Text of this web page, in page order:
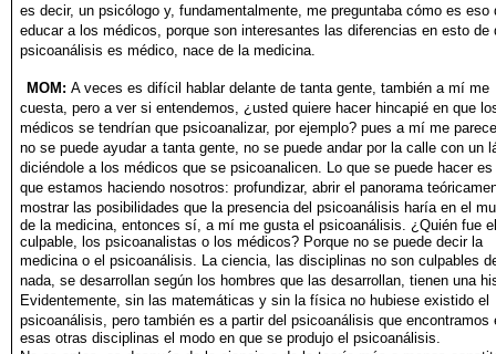
es decir, un psicólogo y, fundamentalmente, me preguntaba cómo es eso
educar a los médicos, porque son interesantes las diferencias en esto de
psicoanálisis es médico, nace de la medicina.
MOM: A veces es difícil hablar delante de tanta gente, también a mí me
cuesta, pero a ver si entendemos, ¿usted quiere hacer hincapié en que
médicos se tendrían que psicoanalizar, por ejemplo? pues a mí me
no se puede ayudar a tanta gente, no se puede andar por la calle con un
diciéndole a los médicos que se psicoanalicen. Lo que se puede hacer es
que estamos haciendo nosotros: profundizar, abrir el panorama
mostrar las posibilidades que la presencia del psicoanálisis haría en el
de la medicina, entonces sí, a mí me gusta el psicoanálisis. ¿Quién fue el
culpable, los psicoanalistas o los médicos? Porque no se puede decir la
medicina o el psicoanálisis. La ciencia, las disciplinas no son culpables
nada, se desarrollan según los hombres que las desarrollan, tienen una
Evidentemente, sin las matemáticas y sin la física no hubiese existido el
psicoanálisis, pero también es a partir del psicoanálisis que encontramos
esas otras disciplinas el modo en que se produjo el psicoanálisis.